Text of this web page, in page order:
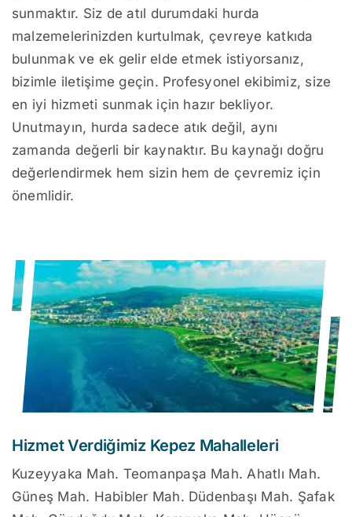
sunmaktır. Siz de atıl durumdaki hurda
malzemelerinizden kurtulmak, çevreye katkıda
bulunmak ve ek gelir elde etmek istiyorsanız,
bizimle iletişime geçin. Profesyonel ekibimiz, size
en iyi hizmeti sunmak için hazır bekliyor.
Unutmayın, hurda sadece atık değil, aynı
zamanda değerli bir kaynaktır. Bu kaynağı doğru
değerlendirmek hem sizin hem de çevremiz için
önemlidir.
Hizmet Verdiğimiz Kepez Mahalleleri
Kuzeyyaka Mah. Teomanpaşa Mah. Ahatlı Mah.
Güneş Mah. Habibler Mah. Düdenbaşı Mah. Şafak